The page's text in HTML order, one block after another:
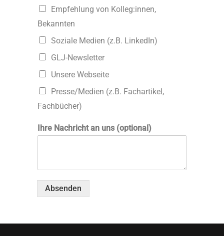
Empfehlung von Kolleg:innen,
Bekannten
Soziale Medien (z.B. LinkedIn)
GLJ-Newsletter
Unsere Webseite
Presse/Medien (z.B. Fachartikel,
Fachbücher)
Ihre Nachricht an uns (optional)
Absenden